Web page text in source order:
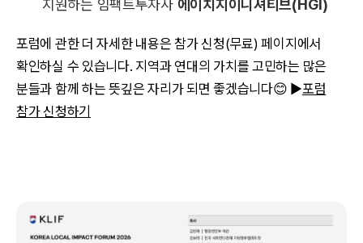
지원하는 임팩트투자사 에이치지이니셔티브(HGI)
포럼에 관한 더 자세한 내용은 참가 신청(무료) 페이지에서
확인하실 수 있습니다. 지역과 연대의 가치를 고민하는 많은
분들과 함께 하는 뜻깊은 자리가 되면 좋겠습니다😊 ▶포럼
참가 신청하기